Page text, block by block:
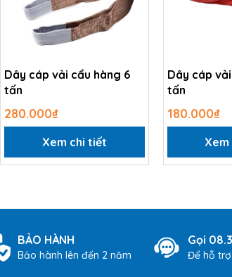
Dây cáp vải cẩu hàng 6
tấn
280.000₫
Xem chi tiết
Dây cáp
tấn
180.000₫
BẢO HÀNH
Bảo hành lên đến 2 năm
Gọi
Để hỗ